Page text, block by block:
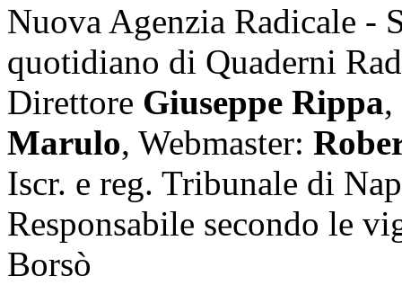
Nuova Agenzia Radicale -
quotidiano di Quaderni
Direttore Giuseppe Rippa,
Marulo, Webmaster:
Iscr. e reg. Tribunale di
Responsabile secondo le
Borsò